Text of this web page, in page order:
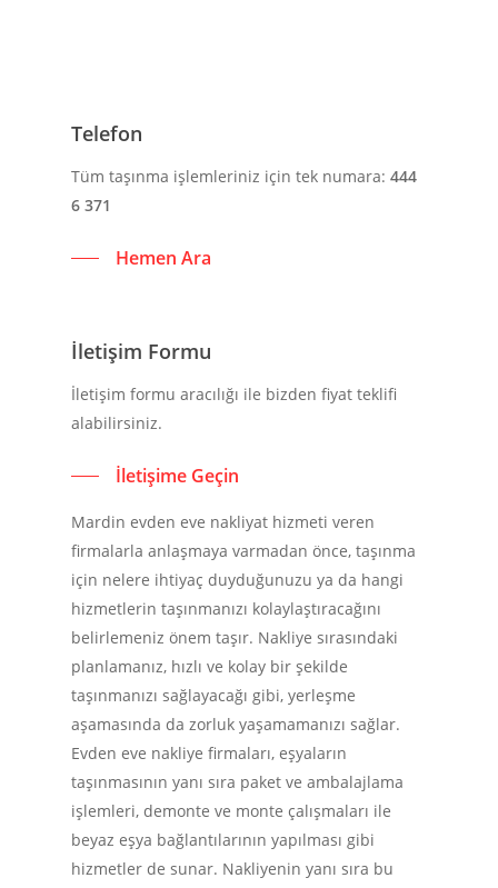
Telefon
Tüm taşınma işlemleriniz için tek numara:444
6 371
Hemen Ara
İletişim Formu
İletişim formu aracılığı ile bizden fiyat teklifi
alabilirsiniz.
İletişime Geçin
Mardin evden eve nakliyat hizmeti veren
firmalarla anlaşmaya varmadan önce, taşınma
için nelere ihtiyaç duyduğunuzu ya da hangi
hizmetlerin taşınmanızı kolaylaştıracağını
belirlemeniz önem taşır. Nakliye sırasındaki
planlamanız, hızlı ve kolay bir şekilde
taşınmanızı sağlayacağı gibi, yerleşme
aşamasında da zorluk yaşamamanızı sağlar.
Evden eve nakliye firmaları, eşyaların
taşınmasının yanı sıra paket ve ambalajlama
işlemleri, demonte ve monte çalışmaları ile
beyaz eşya bağlantılarının yapılması gibi
hizmetler de sunar. Nakliyenin yanı sıra bu